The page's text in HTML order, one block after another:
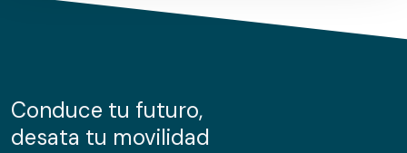
de cookies.
información sobre el uso que haga del sitio web con
nuestros partners de redes sociales, publicidad y análisis
Conduce tu futuro,
desata tu movilidad